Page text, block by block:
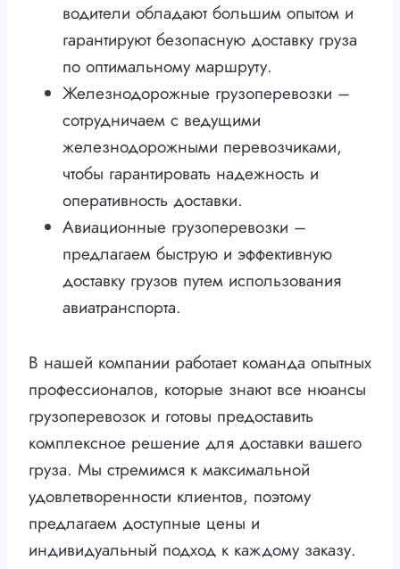
водители обладают большим опытом и
гарантируют безопасную доставку груза
по оптимальному маршруту.
Железнодорожные грузоперевозки –
сотрудничаем с ведущими
железнодорожными перевозчиками,
чтобы гарантировать надежность и
оперативность доставки.
Авиационные грузоперевозки –
предлагаем быструю и эффективную
доставку грузов путем использования
авиатранспорта.
В нашей компании работает команда опытных
профессионалов, которые знают все нюансы
грузоперевозок и готовы предоставить
комплексное решение для доставки вашего
груза. Мы стремимся к максимальной
удовлетворенности клиентов, поэтому
предлагаем доступные цены и
индивидуальный подход к каждому заказу.